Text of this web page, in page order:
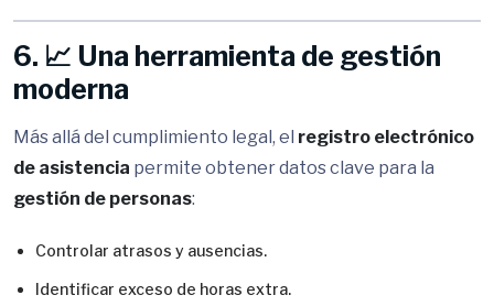
6. 📈 Una herramienta de gestión
moderna
Más allá del cumplimiento legal, el registro electrónico
de asistencia permite obtener datos clave para la
gestión de personas:
Controlar atrasos y ausencias.
Identificar exceso de horas extra.